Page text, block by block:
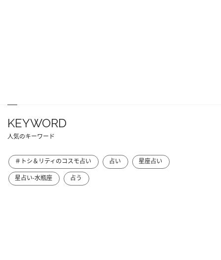
KEYWORD
人気のキーワード
＃トシ＆リティのコスモ占い 占い
星座占い
星占い-水瓶座
占う